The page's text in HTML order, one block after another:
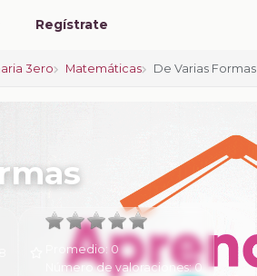
Regístrate
3ero Matemáticas De Varias Formas
Promedio: 0
Número de valoraciones:0